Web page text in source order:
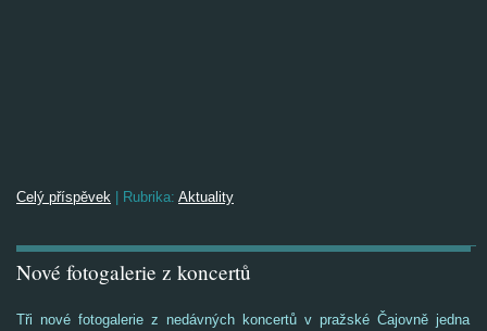
Celý příspěvek Rubrika: Aktuality
Nové fotogalerie z koncertů
Tři nové fotogalerie z nedávných koncertů v pražské Čajovně jedna